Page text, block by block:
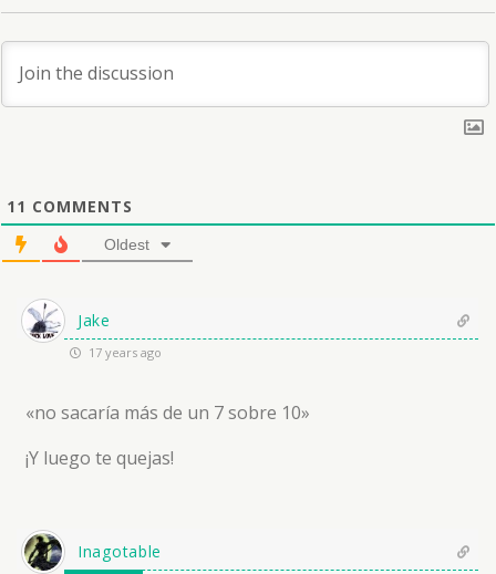
11 COMMENTS
Oldest
Jake
17 years ago
«no sacaría más de un 7 sobre 10»
¡Y luego te quejas!
Inagotable